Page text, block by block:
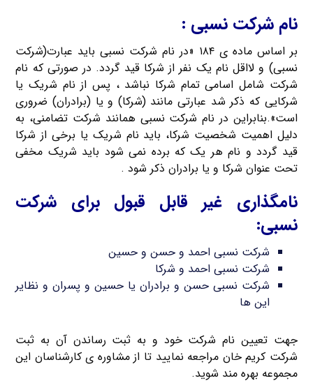
نام شرکت نسبی :
بر اساس ماده ی ۱۸۴ «در نام شرکت نسبی باید عبارت(شرکت
نسبی) و لااقل نام یک نفر از شرکا قید گردد. در صورتی که نام
شرکت شامل اسامی تمام شرکا نباشد ، پس از نام شریک یا
شرکایی که ذکر شد عبارتی مانند (شرکا) و یا (برادران) ضروری
است».بنابراین در نام شرکت نسبی همانند شرکت تضامنی، به
دلیل اهمیت شخصیت شرکا، باید نام شریک یا برخی از شرکا
قید گردد و نام هر یک که برده نمی شود باید شریک مخفی
تحت عنوان شرکا و یا برادران ذکر شود .
نامگذاری غیر قابل قبول برای شرکت
نسبی:
شرکت نسبی احمد و حسن و حسین
شرکت نسبی احمد و شرکا
شرکت نسبی حسن و برادران یا حسین و پسران و نظایر
این ها
جهت تعیین نام شرکت خود و به ثبت رساندن آن به ثبت
شرکت کریم خان مراجعه نمایید تا از مشاوره ی کارشناسان این
مجموعه بهره مند شوید.